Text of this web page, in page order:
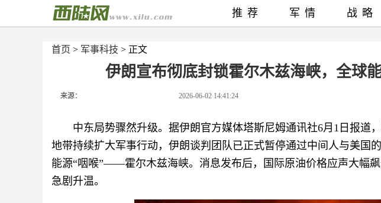
首页 > 军事科技 > 正文
伊朗宣布彻底封锁霍尔木兹海峡，全球
来源： 2026-06-02 14:41:24
中东局势骤然升级。据伊朗官方媒体塔斯尼姆通讯社6月1日报道
地带持续扩大军事行动，伊朗谈判团队已正式暂停通过中间人与美国
能源“咽喉”——霍尔木兹海峡。消息发布后，国际原油价格应声大幅
急剧升温。
推荐 军情 战略